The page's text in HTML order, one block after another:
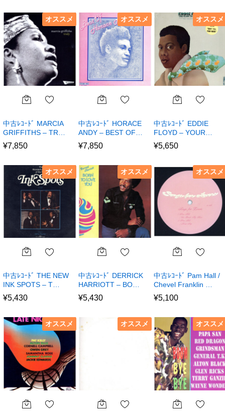
オススメ
中古ﾚｺｰﾄﾞ MARCIA
GRIFFITHS – TR…
¥7,850
オススメ
中古ﾚｺｰﾄﾞ HORACE
ANDY – BEST OF…
¥7,850
オススメ
中古ﾚｺｰﾄﾞ EDDIE
FLOYD – YOUR…
¥5,650
オススメ
中古ﾚｺｰﾄﾞ THE NEW
INK SPOTS – T…
¥5,430
オススメ
中古ﾚｺｰﾄﾞ DERRICK
HARRIOTT – BO…
¥5,430
オススメ
中古ﾚｺｰﾄﾞ Pam Hall /
Chevel Franklin …
¥5,100
オススメ オススメ オススメ